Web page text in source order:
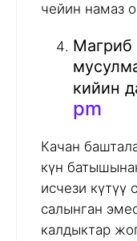
чейин намаз
Магриб
кийин
pm
Качан
күн
исчези күтүү
салынган
калдыктар